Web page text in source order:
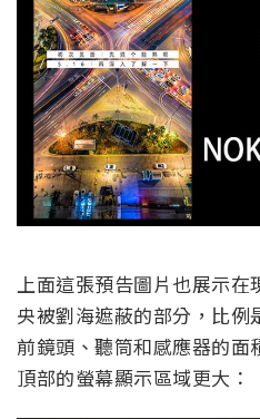
上面這張預告圖片也展示
央被劉海遮蔽的部分，比
前鏡頭、聽筒和感應器的
頂部的螢幕顯示區域更大：